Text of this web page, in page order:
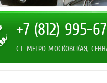
+7 (812) 995-
СТ. МЕТРО МОСКОВСКАЯ,